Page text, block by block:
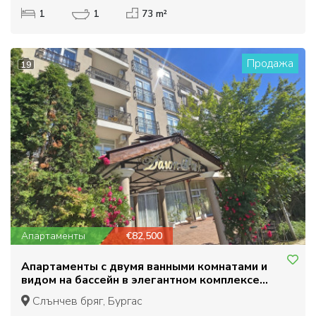
1 1 73 m²
19 Продажа
Апартаменты €82,500
Апартаменты с двумя ванными комнатами и
видом на бассейн в элегантном комплексе
Даун Парк.
Слънчев бряг, Бургас